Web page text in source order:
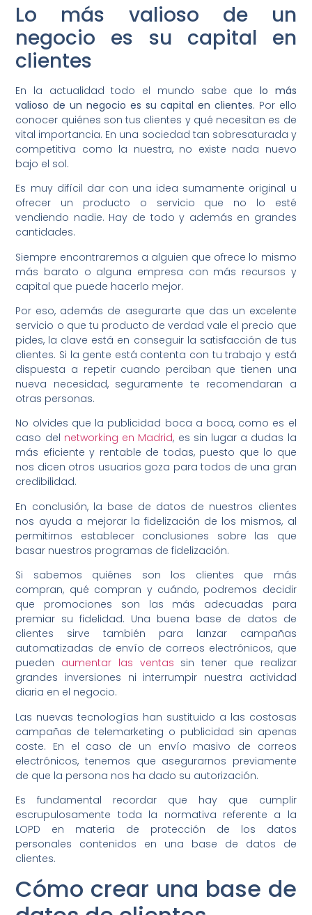
Lo más valioso de un
negocio es su capital en
clientes
En la actualidad todo el mundo sabe que lo más
valioso de un negocio es su capital en clientes. Por ello
conocer quiénes son tus clientes y qué necesitan es de
vital importancia. En una sociedad tan sobresaturada y
competitiva como la nuestra, no existe nada nuevo
bajo el sol.
Es muy difícil dar con una idea sumamente original u
ofrecer un producto o servicio que no lo esté
vendiendo nadie. Hay de todo y además en grandes
cantidades.
Siempre encontraremos a alguien que ofrece lo mismo
más barato o alguna empresa con más recursos y
capital que puede hacerlo mejor.
Por eso, además de asegurarte que das un excelente
servicio o que tu producto de verdad vale el precio que
pides, la clave está en conseguir la satisfacción de tus
clientes. Si la gente está contenta con tu trabajo y está
dispuesta a repetir cuando perciban que tienen una
nueva necesidad, seguramente te recomendaran a
otras personas.
No olvides que la publicidad boca a boca, como es el
caso del networking en Madrid, es sin lugar a dudas la
más eficiente y rentable de todas, puesto que lo que
nos dicen otros usuarios goza para todos de una gran
credibilidad.
En conclusión, la base de datos de nuestros clientes
nos ayuda a mejorar la fidelización de los mismos, al
permitirnos establecer conclusiones sobre las que
basar nuestros programas de fidelización.
Si sabemos quiénes son los clientes que más
compran, qué compran y cuándo, podremos decidir
que promociones son las más adecuadas para
premiar su fidelidad. Una buena base de datos de
clientes sirve también para lanzar campañas
automatizadas de envío de correos electrónicos, que
pueden aumentar las ventas sin tener que realizar
grandes inversiones ni interrumpir nuestra actividad
diaria en el negocio.
Las nuevas tecnologías han sustituido a las costosas
campañas de telemarketing o publicidad sin apenas
coste. En el caso de un envío masivo de correos
electrónicos, tenemos que asegurarnos previamente
de que la persona nos ha dado su autorización.
Es fundamental recordar que hay que cumplir
escrupulosamente toda la normativa referente a la
LOPD en materia de protección de los datos
personales contenidos en una base de datos de
clientes.
Cómo crear una base de